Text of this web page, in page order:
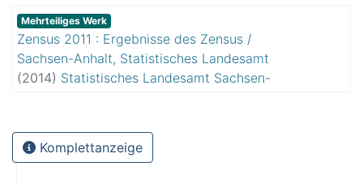
Mehrteiliges Werk
Zensus 2011 : Ergebnisse des Zensus /
Sachsen-Anhalt, Statistisches Landesamt
(2014) Statistisches Landesamt Sachsen-
Komplettanzeige